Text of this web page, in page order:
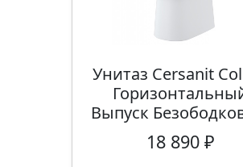
Унитаз Cersanit
Выпуск
18 890 ₽